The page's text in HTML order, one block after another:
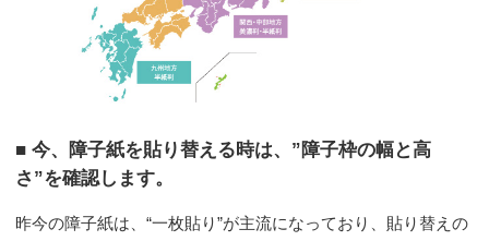
■ 今、障子紙を貼り替える時は、”障子枠の幅と高
さ”を確認します。
昨今の障子紙は、“一枚貼り”が主流になっており、貼り替えの